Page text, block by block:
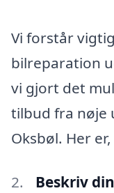
Vi forstår
bilreparation
vi gjort det
tilbud fra nøje
Oksbøl. Her
Beskriv